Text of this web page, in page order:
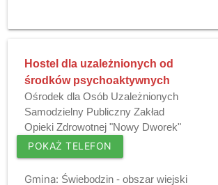
Hostel dla uzależnionych od
środków psychoaktywnych
Ośrodek dla Osób Uzależnionych
Samodzielny Publiczny Zakład
Opieki Zdrowotnej "Nowy Dworek"
POKAŻ TELEFON
Gmina: Świebodzin - obszar wiejski